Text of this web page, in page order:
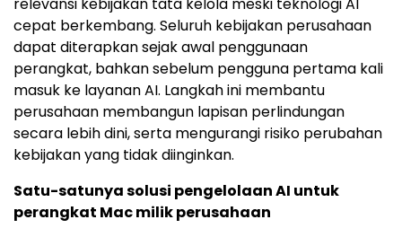
cepat berkembang. Seluruh kebijakan perusahaan
dapat diterapkan sejak awal penggunaan
perangkat, bahkan sebelum pengguna pertama kali
masuk ke layanan AI. Langkah ini membantu
perusahaan membangun lapisan perlindungan
secara lebih dini, serta mengurangi risiko perubahan
kebijakan yang tidak diinginkan.
Satu-satunya solusi pengelolaan AI untuk
perangkat Mac milik perusahaan